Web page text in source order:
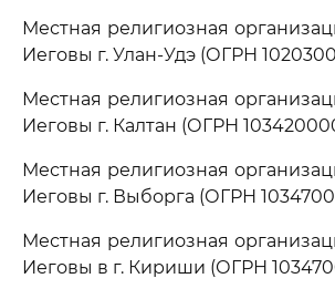
Местная религиозная
Иеговы г. Улан-Удэ (ОГРН
Местная религиозная
Иеговы г. Калтан (ОГРН
Местная религиозная
Иеговы г. Выборга (ОГРН
Местная религиозная
Иеговы в г. Кириши (ОГРН